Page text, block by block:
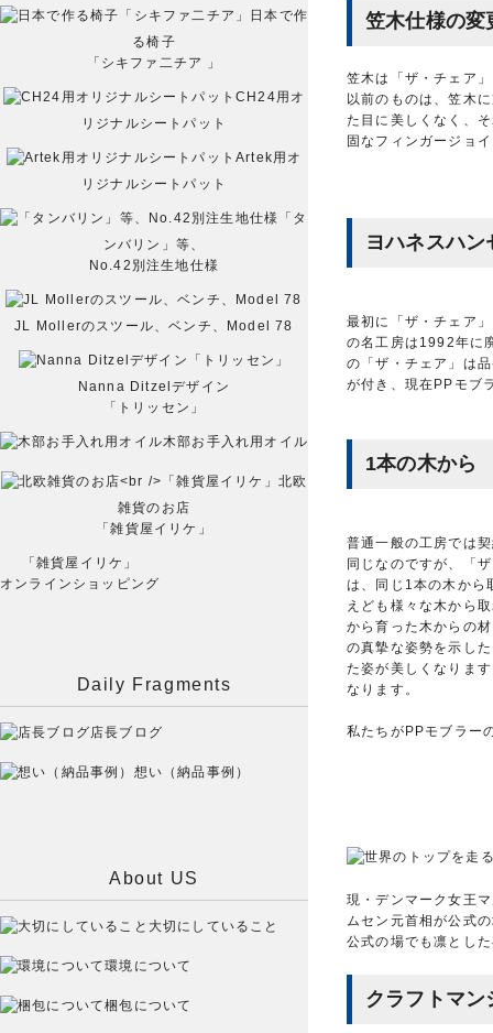
笠木仕様の変
笠木は「ザ・チェア
以前のものは、笠木
た目に美しくなく、
固なフィンガージョ
ヨハネスハ
最初に「ザ・チェア
の名工房は1992年に
の「ザ・チェア」は
が付き、現在PPモブ
1本の木から
普通一般の工房では
同じなのですが、「
は、同じ1本の木から
えども様々な木から
から育った木からの
の真摯な姿勢を示し
た姿が美しくなりま
なります。
私たちがPPモブラー
現・デンマーク女王
ムセン元首相が公式
公式の場でも凛とし
クラフトマン
日本で作
る椅子
「シキファ二チア 」
CH24用オ
リジナルシートパット
Artek用オ
リジナルシートパット
「タ
ンバリン」等、
No.42別注生地仕様
JL Mollerのスツール、ベンチ、Model 78
Nanna Ditzelデザイン
「トリッセン」
木部お手入れ用オイル
北欧
雑貨のお店
「雑貨屋イリケ」
「雑貨屋イリケ」
オンラインショッピング
Daily Fragments
店長ブログ
想い（納品事例）
About US
大切にしていること
環境について
梱包について